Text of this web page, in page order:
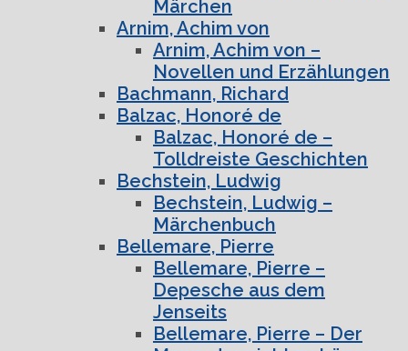
Märchen
Arnim, Achim von
Arnim, Achim von –
Novellen und Erzählungen
Bachmann, Richard
Balzac, Honoré de
Balzac, Honoré de –
Tolldreiste Geschichten
Bechstein, Ludwig
Bechstein, Ludwig –
Märchenbuch
Bellemare, Pierre
Bellemare, Pierre –
Depesche aus dem
Jenseits
Bellemare, Pierre – Der